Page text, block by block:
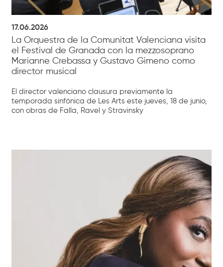
17.06.2026
La Orquestra de la Comunitat Valenciana visita
el Festival de Granada con la mezzosoprano
Marianne Crebassa y Gustavo Gimeno como
director musical
El director valenciano clausura previamente la
temporada sinfónica de Les Arts este jueves, 18 de junio,
con obras de Falla, Ravel y Stravinsky